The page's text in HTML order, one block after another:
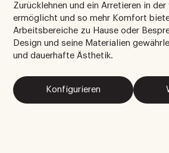
Zurücklehnen und ein Arretieren in
ermöglicht und so mehr Komfort
Arbeitsbereiche zu Hause oder
Design und seine Materialien
und dauerhafte Ästhetik.
Konfigurieren